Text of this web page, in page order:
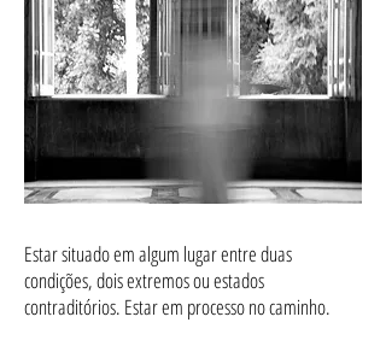
Estar situado em algum lugar entre duas
condições, dois extremos ou estados
contraditórios. Estar em processo no caminho.